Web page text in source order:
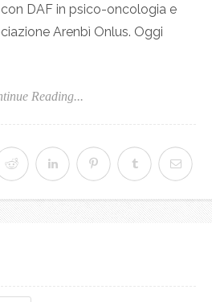
DAF in psico-oncologia e
Arenbì Onlus. Oggi
Reading...